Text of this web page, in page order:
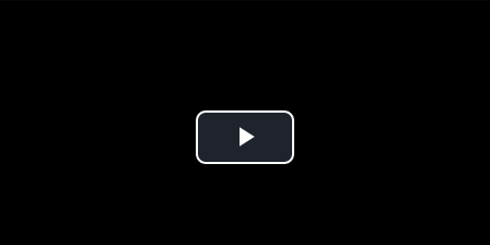
Play Video